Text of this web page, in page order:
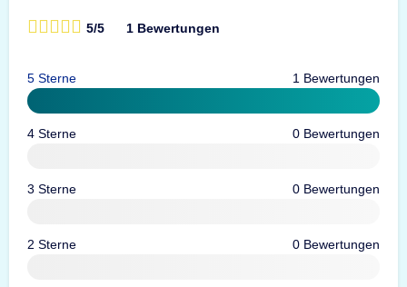
5/5 1 Bewertungen
5 Sterne 1 Bewertungen
4 Sterne 0 Bewertungen
3 Sterne 0 Bewertungen
2 Sterne 0 Bewertungen